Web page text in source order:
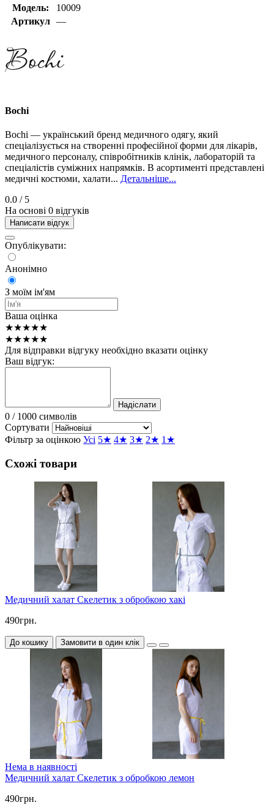
Модель:
10009
Артикул
—
Bochi
Bochi — український бренд медичного одягу, який
спеціалізується на створенні професійної форми для лікарів,
медичного персоналу, співробітників клінік, лабораторій та
спеціалістів суміжних напрямків. В асортименті представлені
медичні костюми, халати... Детальніше...
0.0 / 5
На основі 0 відгуків
Написати відгук
Опублікувати:
Анонімно
З моїм ім'ям
Ваша оцінка
★★★★★
★★★★★
Для відправки відгуку необхідно вказати оцінку
Ваш відгук:
Надіслати
0 / 1000 символів
Сортувати
Фільтр за оцінкою Усі 5★ 4★ 3★ 2★ 1★
Схожі товари
Медичний халат Скелетик з обробкою хакі
490грн.
До кошику Замовити в один клік
Нема в наявності
Медичний халат Скелетик з обробкою лемон
490грн.